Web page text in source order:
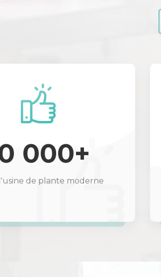
000+
de plante moderne